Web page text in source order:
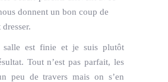
donnent un bon coup de
est finie et je suis plutôt
Tout n’est pas parfait, les
peu de travers mais on s’en